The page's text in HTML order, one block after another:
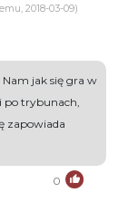
2018-03-09)
jak się gra w
po trybunach,
zapowiada
0